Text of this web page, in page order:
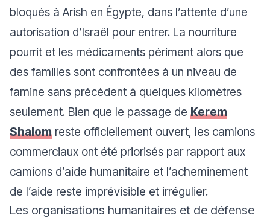
bloqués à Arish en Égypte, dans l’attente d’une
autorisation d’Israël pour entrer. La nourriture
pourrit et les médicaments périment alors que
des familles sont confrontées à un niveau de
famine sans précédent à quelques kilomètres
seulement. Bien que le passage de Kerem
Shalom reste officiellement ouvert, les camions
commerciaux ont été priorisés par rapport aux
camions d’aide humanitaire et l’acheminement
de l’aide reste imprévisible et irrégulier.
Les organisations humanitaires et de défense